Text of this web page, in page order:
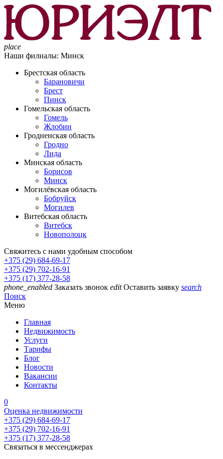
place
Наши филиалы: Минск
Брестская область
Барановичи
Брест
Пинск
Гомельская область
Гомель
Жлобин
Гродненская область
Гродно
Лида
Минская область
Борисов
Минск
Могилёвская область
Бобруйск
Могилев
Витебская область
Витебск
Новополоцк
Свяжитесь с нами удобным способом
+375 (29) 684-69-17
+375 (29) 702-16-91
+375 (17) 377-28-58
phone_enabled Заказать звонок edit Оставить заявку search
Поиск
Меню
Главная
Недвижимость
Услуги
Тарифы
Блог
Новости
Вакансии
Контакты
0
Оценка недвижимости
+375 (29) 684-69-17
+375 (29) 702-16-91
+375 (17) 377-28-58
Связаться в мессенджерах